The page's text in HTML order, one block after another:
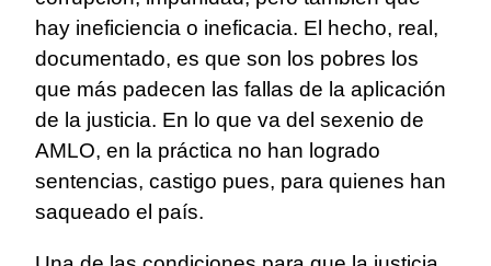
hay ineficiencia o ineficacia. El hecho, real,
documentado, es que son los pobres los
que más padecen las fallas de la aplicación
de la justicia. En lo que va del sexenio de
AMLO, en la práctica no han logrado
sentencias, castigo pues, para quienes han
saqueado el país.